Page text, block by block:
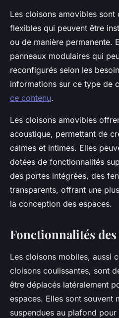
Les cloisons amovibles sont
flexibles qui peuvent être
ou de manière permanente.
panneaux modulaires qui
reconfigurés selon les
informations sur ce type de
ce contenu.
Les cloisons amovibles
acoustique, permettant de
calmes et intimes. Elles
dotées de fonctionnalités
des portes intégrées, des
transparents, offrant une
la conception des espaces.
Fonctionnalités
Les cloisons mobiles, aussi
cloisons coulissantes, sont
être déplacés latéralement
espaces. Elles sont souvent
suspendues au plafond